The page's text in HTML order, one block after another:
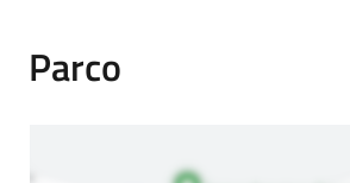
Parco